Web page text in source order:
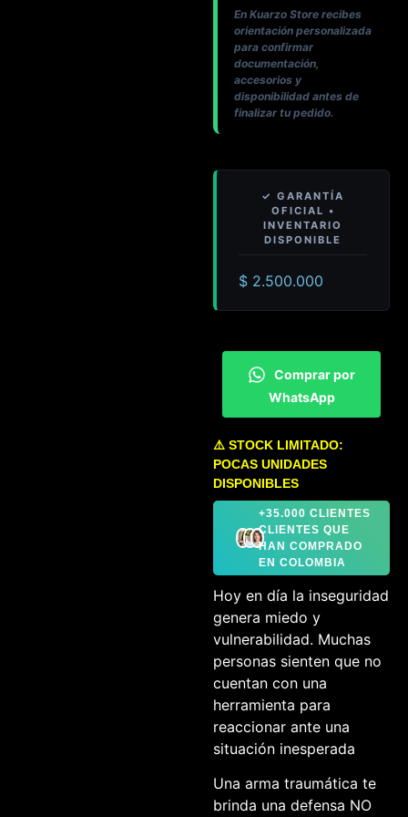
En Kuarzo Store recibes
orientación personalizada
para confirmar
documentación,
accesorios y
disponibilidad antes de
finalizar tu pedido.
$ 2.500.000
Comprar por
WhatsApp
⚠️ STOCK LIMITADO:
POCAS UNIDADES
DISPONIBLES
+35.000 CLIENTES
CLIENTES QUE
HAN COMPRADO
EN COLOMBIA
Hoy en día la inseguridad
genera miedo y
vulnerabilidad. Muchas
personas sienten que no
cuentan con una
herramienta para
reaccionar ante una
situación inesperada
Una arma traumática te
brinda una defensa NO